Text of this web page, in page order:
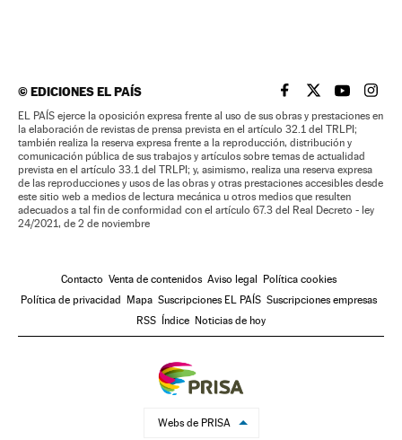
©EDICIONES EL PAÍS EL PAÍS BRASIL EN
EL PAÍSEL PAÍS
EL
EL PAÍS ejerce la oposición expresa frente al uso de sus obras y prestaciones en
la elaboración de revistas de prensa prevista en el artículo 32.1 del TRLPI;
también realiza la reserva expresa frente a la reproducción, distribución y
comunicación pública de sus trabajos y artículos sobre temas de actualidad
prevista en el artículo 33.1 del TRLPI; y, asimismo, realiza una reserva expresa
de las reproducciones y usos de las obras y otras prestaciones accesibles desde
este sitio web a medios de lectura mecánica u otros medios que resulten
adecuados a tal fin de conformidad con el artículo 67.3 del Real Decreto - ley
24/2021, de 2 de noviembre
Contacto Venta de contenidos Aviso legal Política cookies
Política de privacidad Mapa Suscripciones EL PAÍS Suscripciones empresas
RSS Índice Noticias de hoy
Webs de PRISA